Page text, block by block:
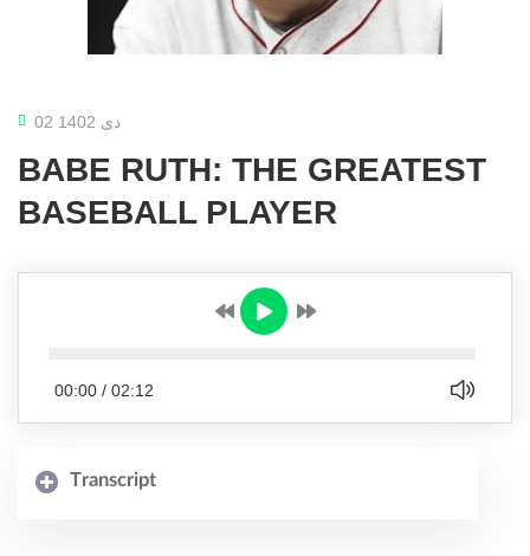
02 دی 1402
BABE RUTH: THE GREATEST
BASEBALL PLAYER
00:00 / 02:12
Transcript